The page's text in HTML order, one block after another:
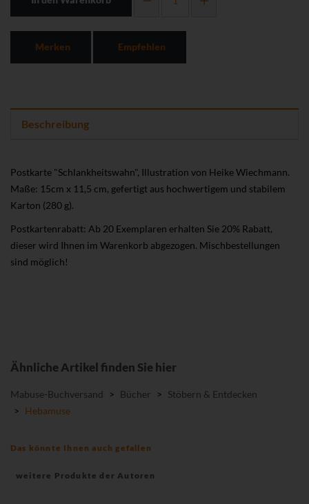
Merken Empfehlen
Beschreibung
Postkarte "Schlankheitswahn", Illustration von Heike Wiechmann.
Maße: 15cm x 11,5 cm, gefertigt aus hochwertigem und stabilem
Karton (280 g).
Postkartenrabatt: Ab 20 Exemplaren erhalten Sie 20% Rabatt,
dieser wird Ihnen im Warenkorb abgezogen. Mischbestellungen
sind möglich!
Ähnliche Artikel finden Sie hier
Mabuse-Buchversand > Bücher > Stöbern & Entdecken
> Hebamuse
Das könnte Ihnen auch gefallen
weitere Produkte der Autoren